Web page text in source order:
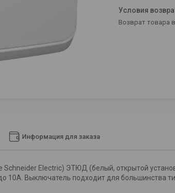
возврат товара
Информация для заказа
Schneider Electric) ЭТЮД (белый, открытой
10А. Выключатель подходит для большинства